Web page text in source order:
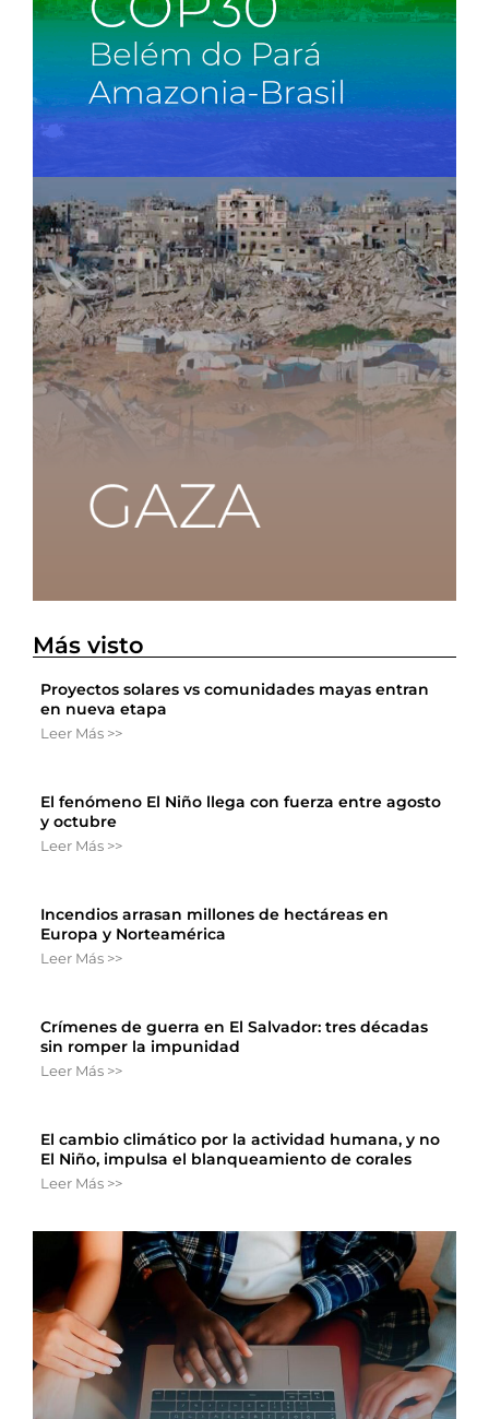
Más visto
Proyectos solares vs comunidades mayas entran
en nueva etapa
Leer Más >>
El fenómeno El Niño llega con fuerza entre agosto
y octubre
Leer Más >>
Incendios arrasan millones de hectáreas en
Europa y Norteamérica
Leer Más >>
Crímenes de guerra en El Salvador: tres décadas
sin romper la impunidad
Leer Más >>
El cambio climático por la actividad humana, y no
El Niño, impulsa el blanqueamiento de corales
Leer Más >>